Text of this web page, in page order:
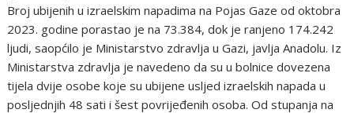
Broj ubijenih u izraelskim napadima na Pojas Gaze od oktobra
2023. godine porastao je na 73.384, dok je ranjeno 174.242
ljudi, saopćilo je Ministarstvo zdravlja u Gazi, javlja Anadolu. Iz
Ministarstva zdravlja je navedeno da su u bolnice dovezena
tijela dvije osobe koje su ubijene usljed izraelskih napada u
posljednjih 48 sati i šest povrijeđenih osoba. Od stupanja na